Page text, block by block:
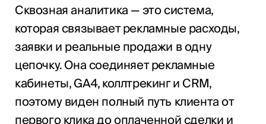
Сквозная аналитика — это система,
которая связывает рекламные расходы,
заявки и реальные продажи в одну
цепочку. Она соединяет рекламные
кабинеты, GA4, коллтрекинг и CRM,
поэтому виден полный путь клиента от